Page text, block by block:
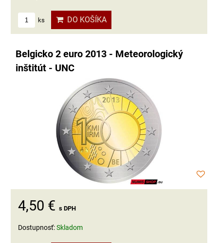
ks DO KOŠÍKA
Belgicko 2 euro 2013 - Meteorologický
inštitút - UNC
4,50 € s DPH
Dostupnosť:Skladom